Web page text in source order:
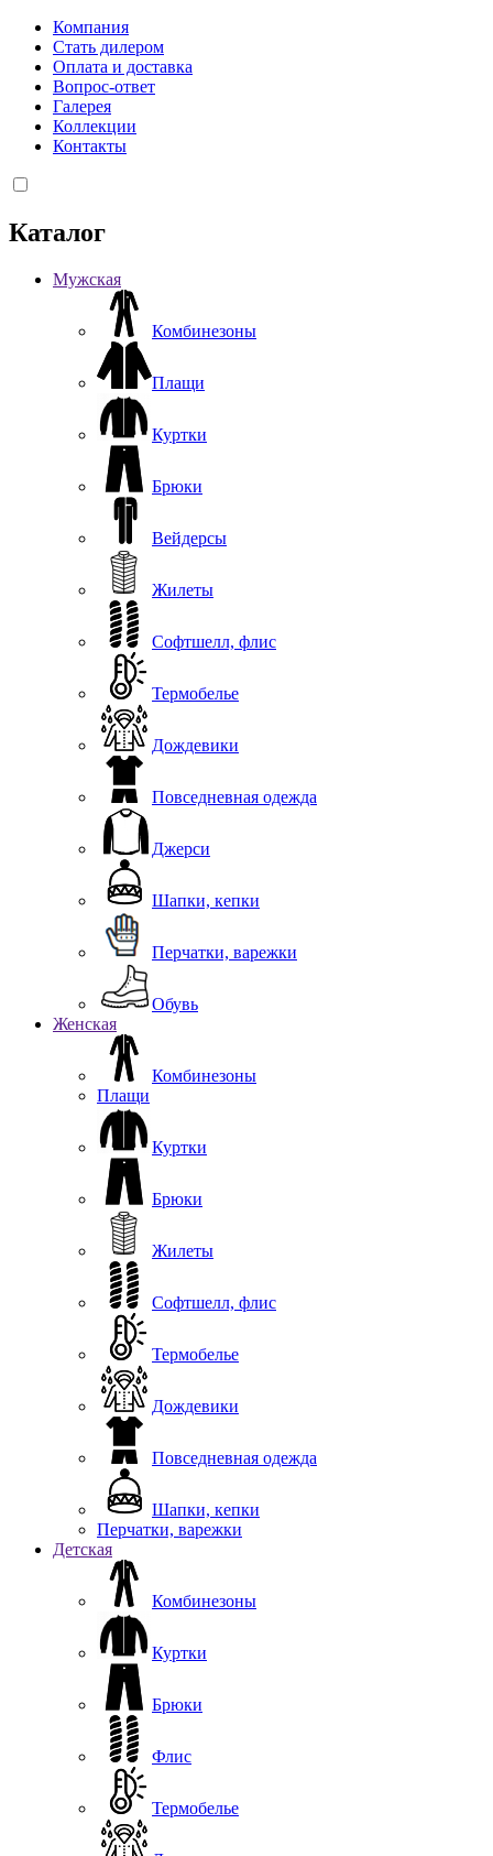
Компания
Стать дилером
Оплата и доставка
Вопрос-ответ
Галерея
Коллекции
Контакты
Каталог
Мужская
Комбинезоны
Плащи
Куртки
Брюки
Вейдерсы
Жилеты
Софтшелл, флис
Термобелье
Дождевики
Повседневная одежда
Джерси
Шапки, кепки
Перчатки, варежки
Обувь
Женская
Комбинезоны
Плащи
Куртки
Брюки
Жилеты
Софтшелл, флис
Термобелье
Дождевики
Повседневная одежда
Шапки, кепки
Перчатки, варежки
Детская
Комбинезоны
Куртки
Брюки
Флис
Термобелье